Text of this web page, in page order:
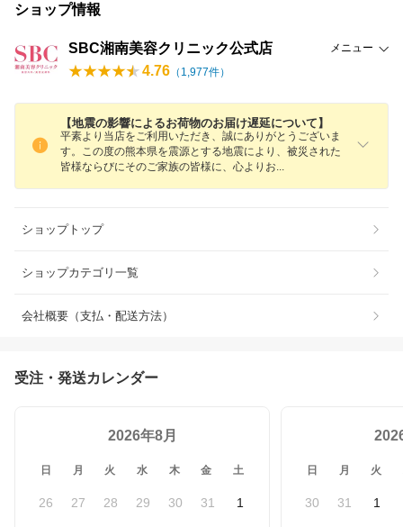
ショップ情報
SBC湘南美容クリニック公式店 メニュー
4.76 （ 1,977件）
【地震の影響によるお荷物のお届け遅延について】
平素より当店をご利用いただき、誠にありがとうございま
す。この度の熊本県を震源とする地震により、被災された
皆様ならびにそのご家族の皆様に、心より お
ショップトップ
ショップカテゴリ一覧
会社概要（支払・配送方法）
受注・発送カレンダー
2026年8月
日 月 火 水 木 金 土
26 27 28 29 30 31 1
日 月 火
30 31 1